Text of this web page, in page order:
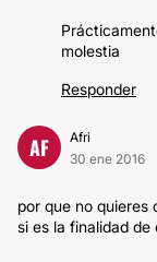
molestia
Responder
AF
Afri
30 ene 2016
por que no quieres
si es la finalidad de